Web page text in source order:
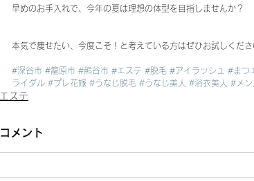
早めのお手入れで、今年の夏は理想の体型を目指しませんか？
本気で痩せたい、今度こそ！と考えている方はぜひお試しくださ
#深谷市 #籠原市 #熊谷市 #エステ #脱毛 #アイラッシュ #まつ
ライダル #プレ花嫁 #うなじ脱毛 #うなじ美人 #浴衣美人 #メン
エステ
コメント